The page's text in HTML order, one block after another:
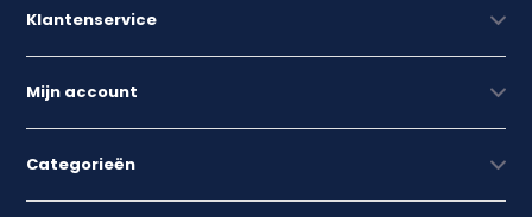
Klantenservice
Mijn account
Categorieën